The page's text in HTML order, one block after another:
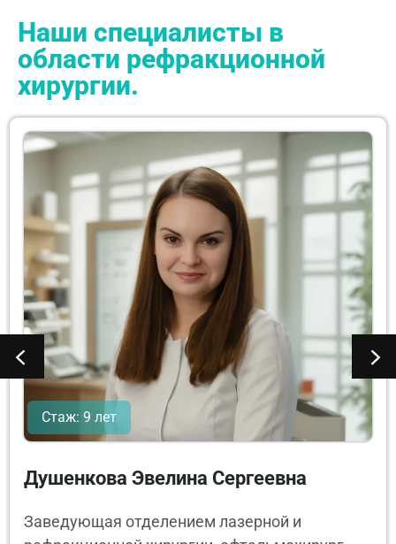
Наши специалисты в
области рефракционной
хирургии.
Стаж: 9 лет
Душенкова Эвелина Сергеевна
Заведующая отделением лазерной и